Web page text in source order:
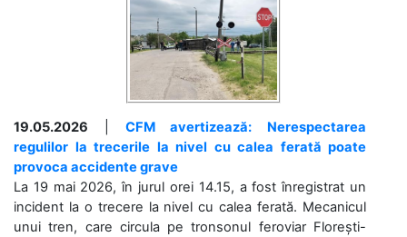
19.05.2026
CFM avertizează: Nerespectarea
regulilor la trecerile la nivel cu calea ferată poate
provoca accidente grave
La 19 mai 2026, în jurul orei 14.15, a fost înregistrat un
incident la o trecere la nivel cu calea ferată. Mecanicul
unui tren, care circula pe tronsonul feroviar Florești-